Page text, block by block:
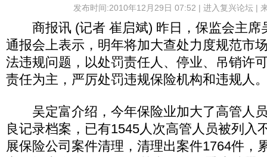
发布时间:2010年12月29日 07:52 | 进入复兴论坛|
商报讯 (记者 崔启斌) 昨日，保监会主席
通报会上表示，明年将加大查处力度规范市
法违规问题，以处罚责任人、停业、吊销许
责任为主，严厉处罚违规保险机构和违规人
吴定富介绍，今年保险业加大了高管人
良记录档案，已有1545人次高管人员被列入
展保险公司案件清理，清理出案件1764件，